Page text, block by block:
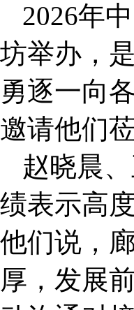
2026年
坊举办，
勇逐一向
邀请他们
赵晓晨
绩表示高
他们说，
厚，发展